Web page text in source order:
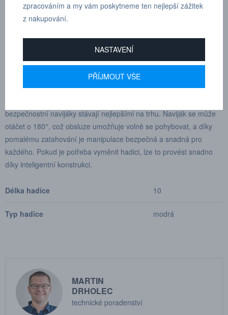
Bezpečnostní naviják CEJN je odolný naviják, který poskytuje
vynikající výkon díky plnoprůtočné patentované konstrukci, která na
rozdíl od většiny navijáků neomezuje průtok. To poskytuje
maximální výkon nástrojů zákazníka a tím šetří energii i čas. Tento
hadicový naviják je ideální pro bezpečné pracoviště. Funkce
pomalého zatahování, vedení hadice, hadice z PUR, měkká
dorazová kulička, která zabraňuje vysmeknutí, a bezpečnostní
bezpečnostní navijáky stávají nejlepšími na trhu. Naviják se může
otáčet o 180°, což obsluze umožňuje volně se pohybovat, a díky
pomalému zatahování je manipulace bezpečná a snadná pro
každého. Pokud je potřeba vyměnit hadici, lze to provést snadno
díky inteligentní konstrukci.
Délka hadice 10
Typ hadice modrá
MARTIN
DRHOLEC
technické poradenství
zpracováním a my vám poskytneme ten nejlepší zážitek
z nakupování.
NASTAVENÍ
PŘÍJMOUT VŠE